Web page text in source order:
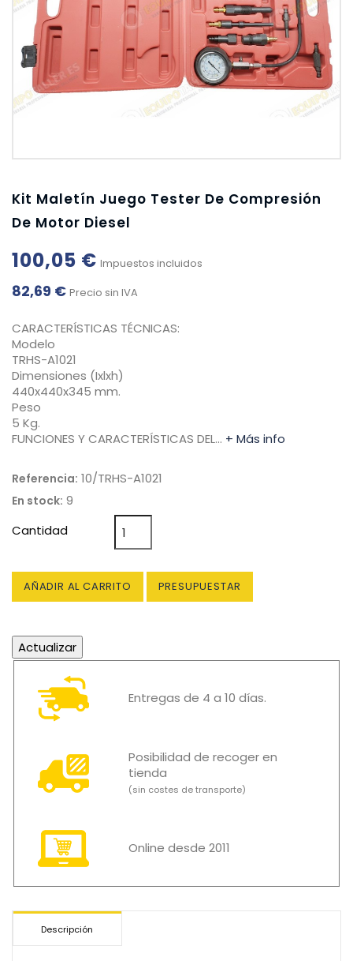
Kit Maletín Juego Tester De Compresión
De Motor Diesel
100,05 € Impuestos incluidos
82,69 € Precio sin IVA
CARACTERÍSTICAS TÉCNICAS:
Modelo
TRHS-A1021
Dimensiones (Ixlxh)
440x440x345 mm.
Peso
5 Kg.
FUNCIONES Y CARACTERÍSTICAS DEL… + Más info
Referencia: 10/TRHS-A1021
En stock: 9
Cantidad
AÑADIR AL CARRITO PRESUPUESTAR
Entregas de 4 a 10 días.
Posibilidad de recoger en
tienda
(sin costes de transporte)
Online desde 2011
Descripción